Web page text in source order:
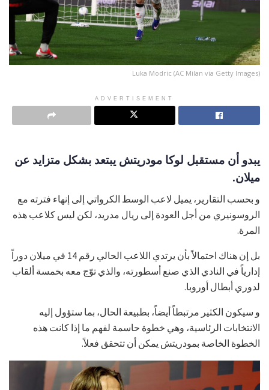
Luka Modric (AC Milan via Getty Images)
ADVERTISEMENT
يبدو أن مستقبل لوكا مودريتش يبتعد بشكل متزايد عن
ميلان.
و بحسب التقارير، يميل لاعب الوسط الكرواتي إلى إنهاء فترته مع
الروسونيري من أجل العودة إلى ريال مدريد، لكن ليس كلاعب هذه
المرة.
بل إن هناك احتمالاً بأن يرتدي اللاعب الحالي رقم 14 في ميلان دوراً
إدارياً في النادي الذي صنع أسطورته، والذي توّج معه بخمسة ألقاب
لدوري أبطال أوروبا.
و سيكون الكثير مرتبطاً أيضاً، بطبيعة الحال، بما ستؤول إليه
الانتخابات الرئاسية، وهي خطوة حاسمة لفهم ما إذا كانت هذه
الخطوة الخاصة بمودريتش يمكن أن تتحقق فعلاً.